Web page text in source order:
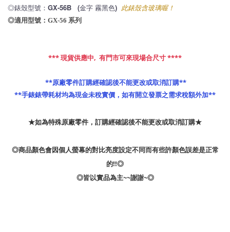
◎錶殼型號： GX-56B
   (金字 霧黑色)
此錶殼含玻璃喔！
◎適用型號：GX-56 系列
*** 現貨供應中,  有門市可來現場合尺寸 ****
**原廠零件訂購經確認後不能更改或取消訂購**
**手錶錶帶耗材均為現金未稅實價，如有開立發票之需求稅額外加**
★如為特殊原廠零件，訂購經確認後不能更改或取消訂購★
◎商品顏色會因個人螢幕的對比亮度設定不同而有些許顏色誤差是正常
的!!◎
◎皆以實品為主~~謝謝~◎